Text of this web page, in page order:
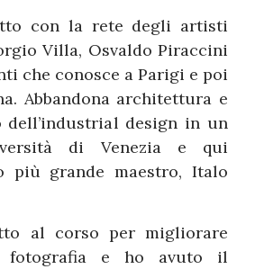
con la rete degli artisti
Villa, Osvaldo Piraccini
che conosce a Parigi e poi
Abbandona architettura e
design in un
di Venezia e qui
più grande maestro, Italo
al corso per migliorare
fotografia e ho avuto il